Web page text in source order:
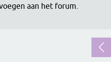
aan het forum.